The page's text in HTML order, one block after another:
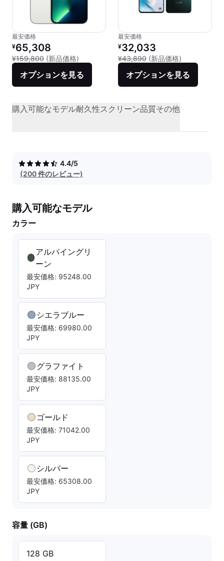
最安価格
リファービッシュ品の価格：
¥65,308
¥159,800 (新品価格) 新品との比較：¥159,800
オプションを見る
最安価格
リファービッシュ品の価格：
¥32,033
¥43,890 (新品価格)
オプションを見る
購入可能なモデル耐久性スクリーン品質その他
4.4/5
(200 件のレビュー)
購入可能なモデル
カラー
アルパイングリ
ーン
最安価格: 95248.00
JPY
シエラブルー
最安価格: 69980.00
JPY
グラファイト
最安価格: 88135.00
JPY
ゴールド
最安価格: 71042.00
JPY
シルバー
最安価格: 65308.00
JPY
容量 (GB)
128 GB